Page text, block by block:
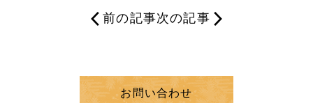
前の記事次の記事
お問い合わせ